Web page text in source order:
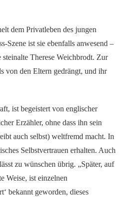
dem Privatleben des jungen
Szene ist sie ebenfalls anwesend –
Therese Weichbrodt. Zur
von den Eltern gedrängt, und ihr
ist begeistert von englischer
Erzähler, ohne dass ihn sein
auch selbst) weltfremd macht. In
Selbstvertrauen erhalten. Auch
zu wünschen übrig. „Später, auf
Weise, ist einzelnen
bekannt geworden, dieses